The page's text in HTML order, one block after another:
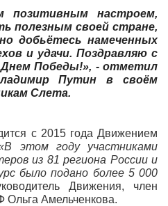
позитивным настроем,
полезным своей стране,
добьётесь намеченных
и удачи. Поздравляю с
Днем Победы!», - отметил
Путин в своём
Слета.
с 2015 года Движением
этом году участниками
из 81 региона России и
было подано более 5 000
Движения, член
Амельченкова.